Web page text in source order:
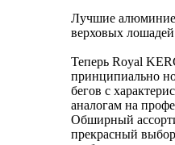
Лучшие
верховых
Теперь Royal
принципиально
бегов с
аналогам на
Обширный
прекрасный